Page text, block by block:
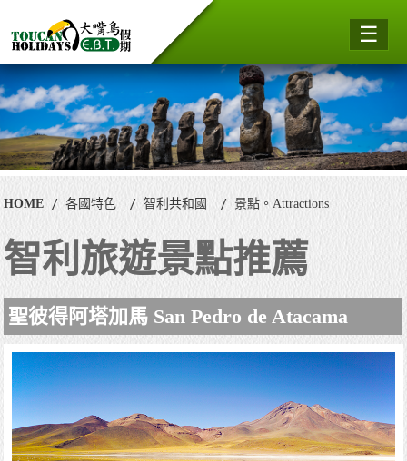
☰
HOME 各國特色 智利共和國 景點。Attractions
智利旅遊景點推薦
聖彼得阿塔加馬 San Pedro de Atacama